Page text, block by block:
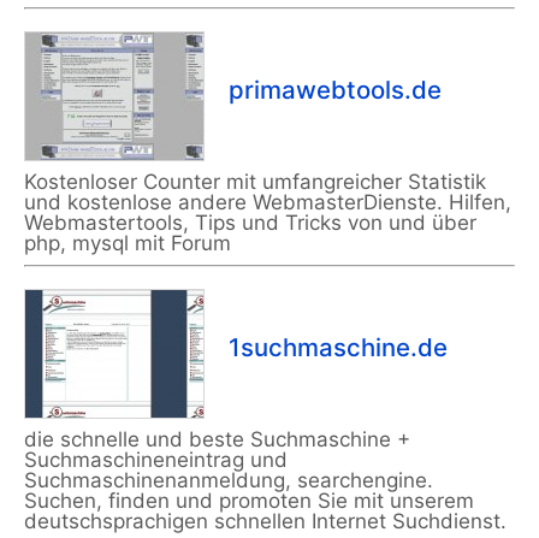
primawebtools.de
Kostenloser Counter mit umfangreicher Statistik
und kostenlose andere WebmasterDienste. Hilfen,
Webmastertools, Tips und Tricks von und über
php, mysql mit Forum
1suchmaschine.de
die schnelle und beste Suchmaschine +
Suchmaschineneintrag und
Suchmaschinenanmeldung, searchengine.
Suchen, finden und promoten Sie mit unserem
deutschsprachigen schnellen Internet Suchdienst.